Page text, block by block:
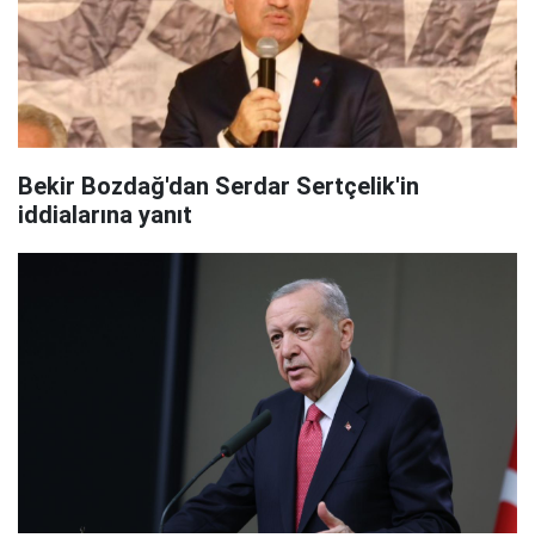
Bekir Bozdağ'dan Serdar Sertçelik'in
iddialarına yanıt